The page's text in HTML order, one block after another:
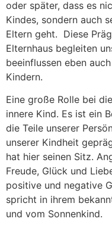
oder später, dass es
Kindes, sondern auch
Eltern geht. Diese
Elternhaus begleiten
beeinflussen eben
Kindern.
Eine große Rolle bei
innere Kind. Es ist ein
die Teile unserer
unserer Kindheit
hat hier seinen Sitz.
Freude, Glück und
positive und negative
spricht in ihrem
und vom Sonnenkind.